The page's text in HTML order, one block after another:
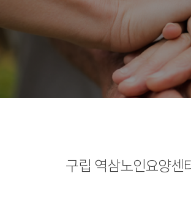
구립 역삼노인요양센